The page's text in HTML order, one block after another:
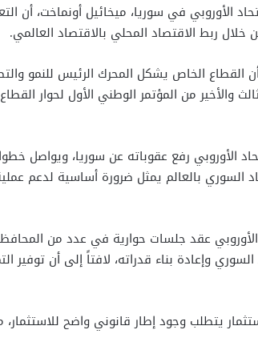
الأوروبي في سوريا، ميخائيل أونماخت، أن
ربط الاقتصاد المحلي بالاقتصاد العالمي.
الخاص يشكل المحرك الرئيس للنمو
والأخير من المؤتمر الوطني الأول لحوار
الأوروبي رفع عقوباته عن سوريا، ويواصل
السوري بالعالم يمثل ضرورة أساسية لدعم
الأوروبي عقد جلسات حوارية في عدد من
وإعادة بناء قدراته، لافتاً إلى أن توفير
يتطلب وجود إطار قانوني واضح